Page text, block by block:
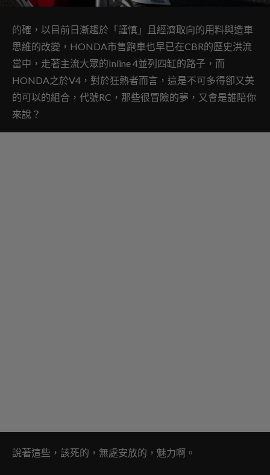
的確，以目前日漸趨於「謹慎」且經濟取向的用料與造車
思維的改變，HONDA市售跑車也早已在CBR的歷史洪流
當中，走著主流大眾的Inline 4並列四缸的路子，而
HONDA之於V4，對於狂熱者而言，這是不可多得卻又美
的可以的組合，代號RC，那些很冒險的夢，又會是誰陪你
來說？
說著這些，該死的，無處安放的，魅力啊。